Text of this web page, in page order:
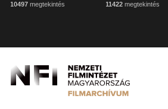
10497 megtekintés
11422 megtekintés